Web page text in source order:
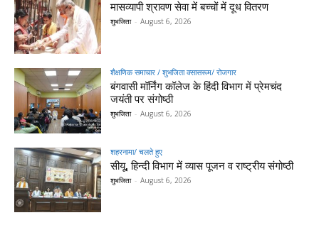
मासव्यापी श्रावण सेवा में बच्चों में दूध वितरण
शुभजिता - August 6, 2026
शैक्षणिक समाचार / शुभजिता क्सासरूम/ रोजगार
बंगवासी मॉर्निंग कॉलेज के हिंदी विभाग में प्रेमचंद
जयंती पर संगोष्ठी
शुभजिता - August 6, 2026
शहरनामा/ चलते हुए
सीयू, हिन्दी विभाग में व्यास पूजन व राष्ट्रीय संगोष्ठी
शुभजिता - August 6, 2026